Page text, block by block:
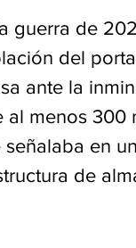
guerra de
del
ante la
al menos 300
en
de